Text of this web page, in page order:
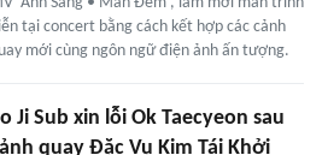
tại concert bằng cách kết hợp các cảnh
mới cùng ngôn ngữ điện ảnh ấn tượng.
Ji Sub xin lỗi Ok Taecyeon sau
quay Đặc Vụ Kim Tái Khởi